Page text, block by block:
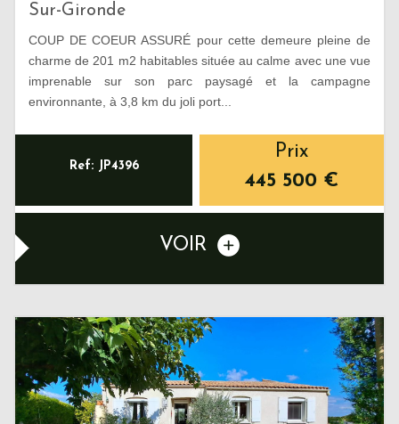
Sur-Gironde
COUP DE COEUR ASSURÉ pour cette demeure pleine de
charme de 201 m2 habitables située au calme avec une vue
imprenable sur son parc paysagé et la campagne
environnante, à 3,8 km du joli port...
Ref: JP4396
Prix
445 500 €
VOIR